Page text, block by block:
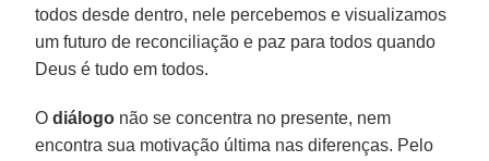
todos desde dentro, nele percebemos e visualizamos
um futuro de reconciliação e paz para todos quando
Deus é tudo em todos.
Odiálogo não se concentra no presente, nem
encontra sua motivação última nas diferenças. Pelo